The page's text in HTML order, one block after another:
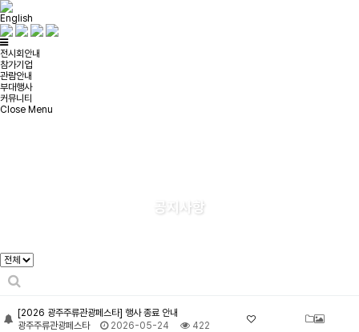
English
전시회안내
참가기업
관람안내
부대행사
커뮤니티
Close Menu
공지사항
[2026 광주주류관광페스타] 행사 종료 안내
광주주류관광페스타
2026-05-24 422